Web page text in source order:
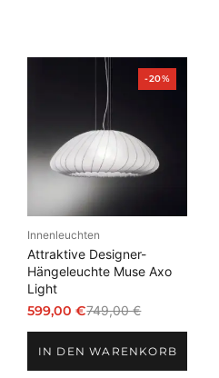
-20%Produkt
im
Innenleuchten
Attraktive Designer-
Hängeleuchte Muse Axo
Light
749,00€
Ursprünglicher
war:
599,00€
Aktueller
ist:IN DEN WARENKORB